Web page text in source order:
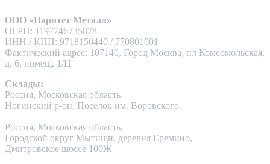
ООО «Паритет Металл»
ОГРН: 1197746735878
ИНН / КПП: 9718150440 / 770801001
Фактический адрес: 107140, Город Москва, пл Комсомольская,
д. 6, помещ. 1/Ц
Склады:
Россия, Московская область,
Ногинский р-он, Поселок им. Воровского.
Россия, Московская область,
Городской округ Мытищи, деревня Еремино,
Дмитровское шоссе 100Ж